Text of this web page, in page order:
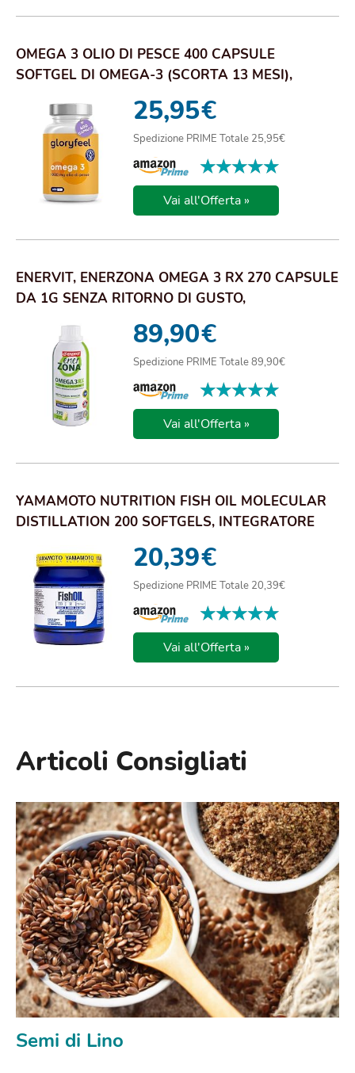
OMEGA 3 OLIO DI PESCE 400 CAPSULE
SOFTGEL DI OMEGA-3 (SCORTA 13 MESI),
25,95€
Spedizione PRIME Totale 25,95€
★★★★★
★★★★★
Vai all'Offerta »
ENERVIT, ENERZONA OMEGA 3 RX 270 CAPSULE
DA 1G SENZA RITORNO DI GUSTO,
89,90€
Spedizione PRIME Totale 89,90€
★★★★★
★★★★★
Vai all'Offerta »
YAMAMOTO NUTRITION FISH OIL MOLECULAR
DISTILLATION 200 SOFTGELS, INTEGRATORE
20,39€
Spedizione PRIME Totale 20,39€
★★★★★
★★★★★
Vai all'Offerta »
Articoli Consigliati
Semi di Lino